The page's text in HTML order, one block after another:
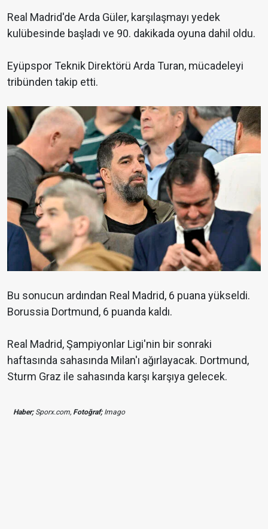
Real Madrid'de Arda Güler, karşılaşmayı yedek
kulübesinde başladı ve 90. dakikada oyuna dahil oldu.
Eyüpspor Teknik Direktörü Arda Turan, mücadeleyi
tribünden takip etti.
Bu sonucun ardından Real Madrid, 6 puana yükseldi.
Borussia Dortmund, 6 puanda kaldı.
Real Madrid, Şampiyonlar Ligi'nin bir sonraki
haftasında sahasında Milan'ı ağırlayacak. Dortmund,
Sturm Graz ile sahasında karşı karşıya gelecek.
Haber;Sporx.com, Fotoğraf;Imago